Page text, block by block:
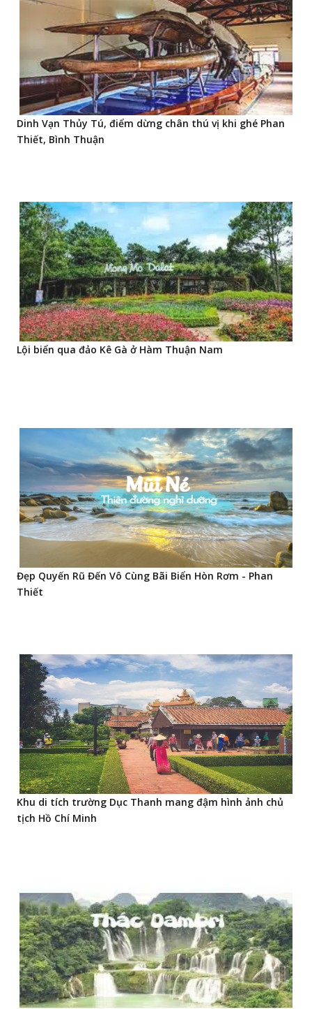
Dinh Vạn Thủy Tú, điểm dừng chân thú vị khi ghé Phan
Thiết, Bình Thuận
Lội biển qua đảo Kê Gà ở Hàm Thuận Nam
Đẹp Quyến Rũ Đến Vô Cùng Bãi Biển Hòn Rơm - Phan
Thiết
Khu di tích trường Dục Thanh mang đậm hình ảnh chủ
tịch Hồ Chí Minh